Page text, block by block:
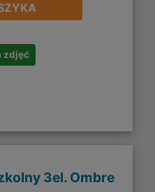
zdjęć
3el. Ombre